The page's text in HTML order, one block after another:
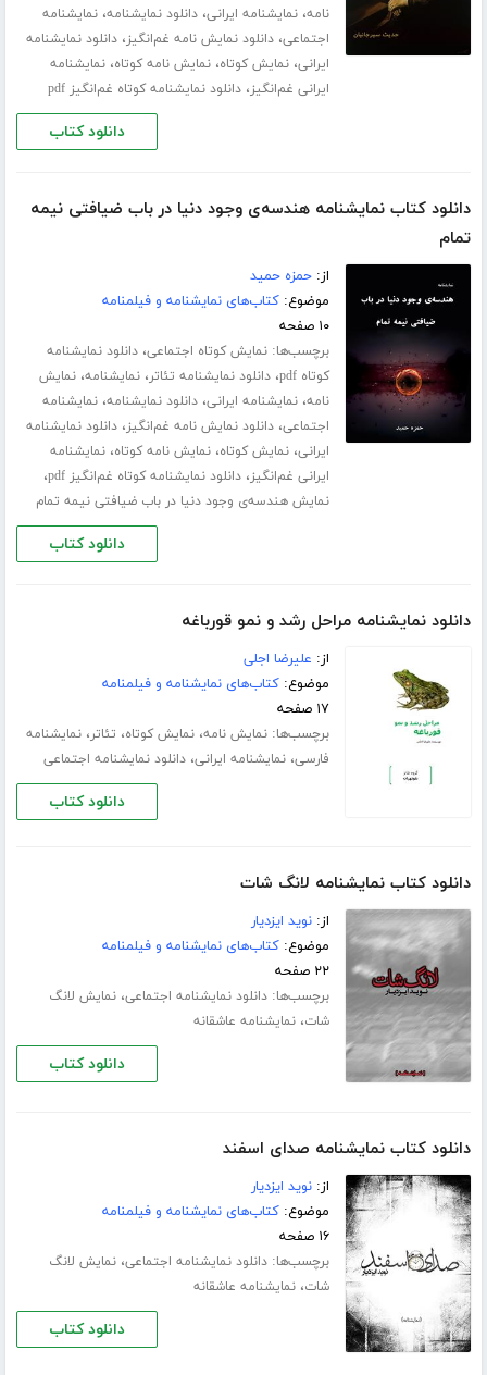
نامه،نمایشنامه ایرانی،دانلود نمایشنامه،نمایشنامه
اجتماعی،دانلود نمایش نامه غم‌انگیز،دانلود نمایشنامه
ایرانی،نمایش کوتاه،نمایش نامه کوتاه،نمایشنامه
ایرانی غم‌انگیز،دانلود نمایشنامه کوتاه غم‌انگیز pdf
دانلود کتاب
دانلود کتاب نمایشنامه هندسه‌ی وجود دنیا در باب ضیافتی نیمه
تمام
از:حمزه حمید
موضوع:کتاب‌های نمایشنامه و فیلمنامه
۱۰ صفحه
برچسب‌ها:نمایش کوتاه اجتماعی،دانلود نمایشنامه
کوتاه pdf
،دانلود نمایشنامه تئاتر،نمایشنامه،نمایش
نامه،نمایشنامه ایرانی،دانلود نمایشنامه،نمایشنامه
اجتماعی،دانلود نمایش نامه غم‌انگیز،دانلود نمایشنامه
ایرانی،نمایش کوتاه،نمایش نامه کوتاه،نمایشنامه
ایرانی غم‌انگیز،دانلود نمایشنامه کوتاه غم‌انگیز pdf ،
نمایش هندسه‌ی وجود دنیا در باب ضیافتی نیمه تمام
دانلود کتاب
دانلود نمایشنامه مراحل رشد و نمو قورباغه
از: علیرضا اجلی
موضوع:کتاب‌های نمایشنامه و فیلمنامه
۱۷ صفحه
برچسب‌ها:نمایش نامه،نمایش کوتاه، تئاتر،نمایشنامه
فارسی،نمایشنامه ایرانی،دانلود نمایشنامه اجتماعی
دانلود کتاب
دانلود کتاب نمایشنامه لانگ شات
از:نوید ایزدیار
موضوع:کتاب‌های نمایشنامه و فیلمنامه
۲۲ صفحه
برچسب‌ها:دانلود نمایشنامه اجتماعی،نمایش لانگ
شات،نمایشنامه عاشقانه
دانلود کتاب
دانلود کتاب نمایشنامه صدای اسفند
از:نوید ایزدیار
موضوع:کتاب‌های نمایشنامه و فیلمنامه
۱۶ صفحه
برچسب‌ها:دانلود نمایشنامه اجتماعی،نمایش لانگ
شات،نمایشنامه عاشقانه
دانلود کتاب